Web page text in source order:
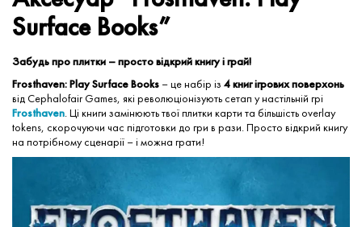
Surface Books”
Забудь про плитки – просто відкрий книгу і грай!
Frosthaven: Play Surface Books – це набір із 4 книг ігрових поверхонь
від Cephalofair Games, які революціонізують сетап у настільній грі
Frosthaven. Ці книги замінюють твої плитки карти та більшість overlay
tokens, скорочуючи час підготовки до гри в рази. Просто відкрий книгу
на потрібному сценарії – і можна грати!